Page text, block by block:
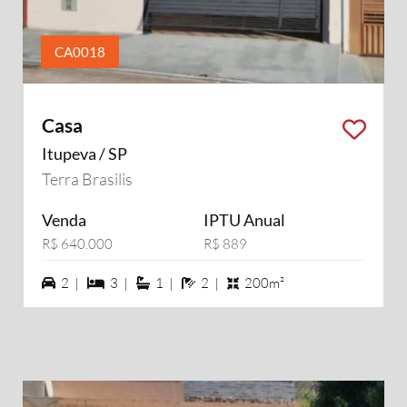
CA0018
Casa
Itupeva / SP
Terra Brasilis
Venda
R$ 640.000
IPTU Anual
R$ 889
2 vagas na garagem
2 | 3 dormiórios
3 | 1 suítes
1 | 2 banheiros
2 | 200m²